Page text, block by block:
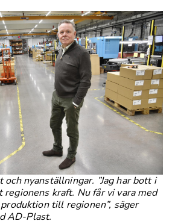
nyanställningar. ”Jag har bott i
kraft. Nu får vi vara med
till regionen”, säger
AD-Plast.